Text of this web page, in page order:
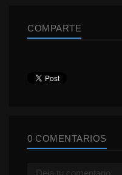
COMPARTE
0 COMENTARIOS